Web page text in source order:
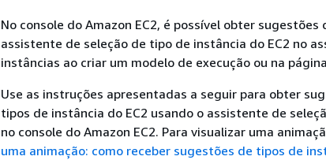
No console do Amazon EC2, é possível obter
assistente de seleção de tipo de instância do EC2 no
instâncias ao criar um modelo de execução ou na página
Use as instruções apresentadas a seguir para obter
tipos de instância do EC2 usando o assistente de
no console do Amazon EC2. Para visualizar uma
uma animação: como receber sugestões de tipos de